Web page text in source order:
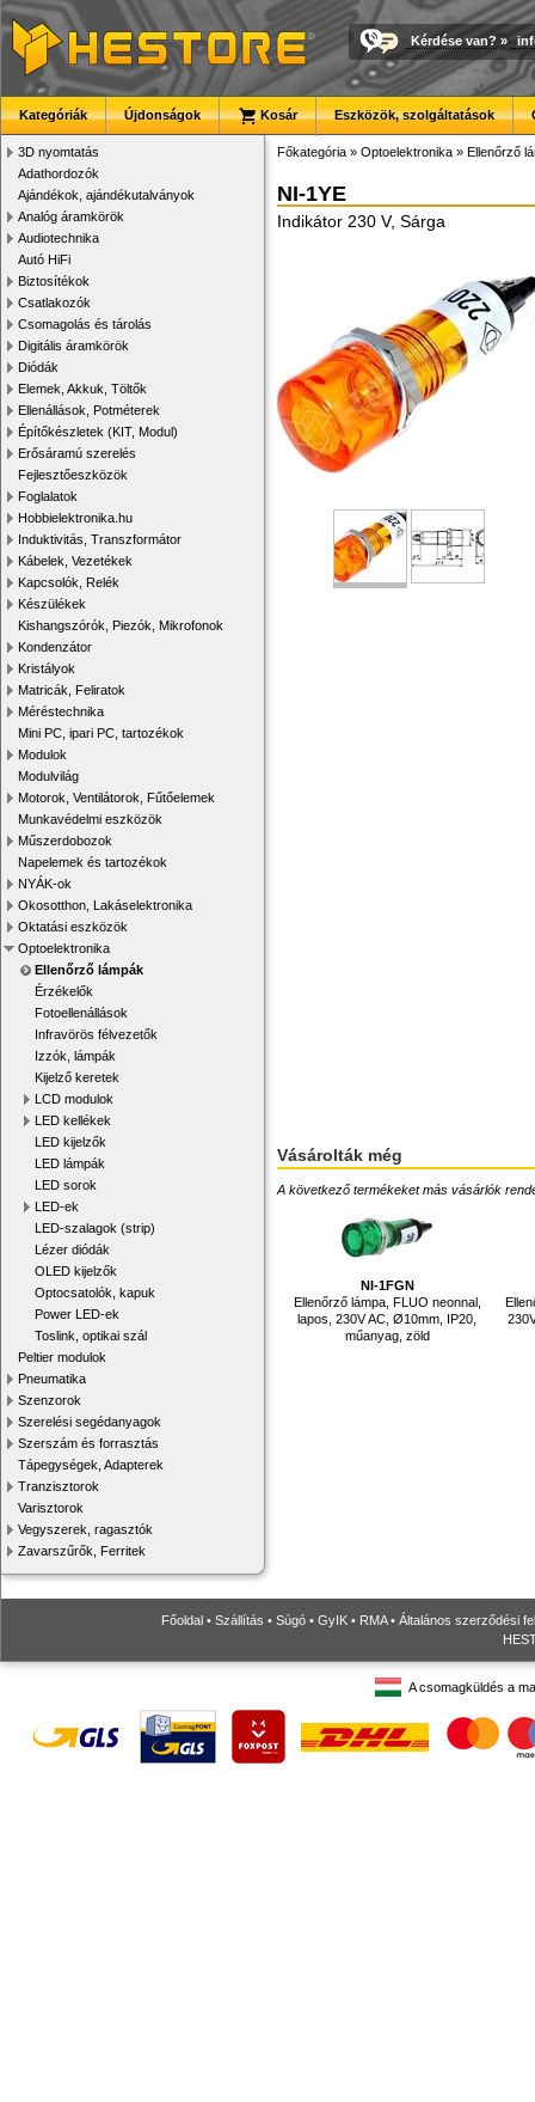
Kérdése van? »
Kategóriák Újdonságok Kosár Eszközök, szolgáltatások
3D nyomtatás
Adathordozók
Ajándékok, ajándékutalványok
Analóg áramkörök
Audiotechnika
Autó HiFi
Biztosítékok
Csatlakozók
Csomagolás és tárolás
Digitális áramkörök
Diódák
Elemek, Akkuk, Töltők
Ellenállások, Potméterek
Építőkészletek (KIT, Modul)
Erősáramú szerelés
Fejlesztőeszközök
Foglalatok
Hobbielektronika.hu
Induktivitás, Transzformátor
Kábelek, Vezetékek
Kapcsolók, Relék
Készülékek
Kishangszórók, Piezók, Mikrofonok
Kondenzátor
Kristályok
Matricák, Feliratok
Méréstechnika
Mini PC, ipari PC, tartozékok
Modulok
Modulvilág
Motorok, Ventilátorok, Fűtőelemek
Munkavédelmi eszközök
Műszerdobozok
Napelemek és tartozékok
NYÁK-ok
Okosotthon, Lakáselektronika
Oktatási eszközök
Optoelektronika
Ellenőrző lámpák
Érzékelők
Fotoellenállások
Infravörös félvezetők
Izzók, lámpák
Kijelző keretek
LCD modulok
LED kellékek
LED kijelzők
LED lámpák
LED sorok
LED-ek
LED-szalagok (strip)
Lézer diódák
OLED kijelzők
Optocsatolók, kapuk
Power LED-ek
Toslink, optikai szál
Peltier modulok
Pneumatika
Szenzorok
Szerelési segédanyagok
Szerszám és forrasztás
Tápegységek, Adapterek
Tranzisztorok
Varisztorok
Vegyszerek, ragasztók
Zavarszűrők, Ferritek
Főkategória » Optoelektronika » Ellenőrző
NI-1YE
Indikátor 230 V, Sárga
Vásárolták még
A következő termékeket más vásárlók
NI-1FGN
Ellenőrző lámpa, FLUO neonnal,
lapos, 230V AC, Ø10mm, IP20,
műanyag, zöld
Főoldal • Szállítás • Súgó • GyIK • RMA• Általános szerződési
A csomagküldés a